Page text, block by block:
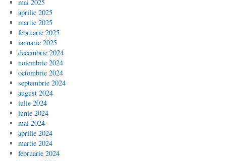
mai 2025
aprilie 2025
martie 2025
februarie 2025
ianuarie 2025
decembrie 2024
noiembrie 2024
octombrie 2024
septembrie 2024
august 2024
iulie 2024
iunie 2024
mai 2024
aprilie 2024
martie 2024
februarie 2024